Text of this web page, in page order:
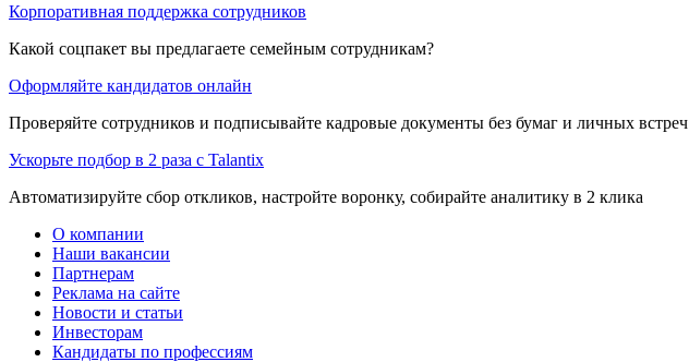
Корпоративная поддержка сотрудников
Какой соцпакет вы предлагаете семейным сотрудникам?
Оформляйте кандидатов онлайн
Проверяйте сотрудников и подписывайте кадровые документы без бумаг и личных встреч
Ускорьте подбор в 2 раза с Talantix
Автоматизируйте сбор откликов, настройте воронку, собирайте аналитику в 2 клика
О компании
Наши вакансии
Партнерам
Реклама на сайте
Новости и статьи
Инвесторам
Кандидаты по профессиям